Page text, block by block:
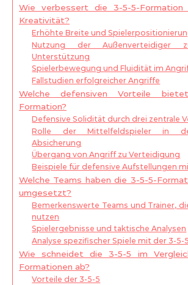
Wie verbessert die 3-5-5-
Kreativität?
Erhöhte Breite und
Nutzung der Außenverteidiger
Unterstützung
Spielerbewegung und Fluidität im
Fallstudien erfolgreicher Angriffe
Welche defensiven Vorteile
Formation?
Defensive Solidität durch drei zentrale
Rolle der Mittelfeldspieler in
Absicherung
Übergang von Angriff zu Verteidigung
Beispiele für defensive Aufstellungen
Welche Teams haben die 3-5-5-
umgesetzt?
Bemerkenswerte Teams und Trainer,
nutzen
Spielergebnisse und taktische Analysen
Analyse spezifischer Spiele mit der 3-5-5
Wie schneidet die 3-5-5 im
Formationen ab?
Vorteile der 3-5-5